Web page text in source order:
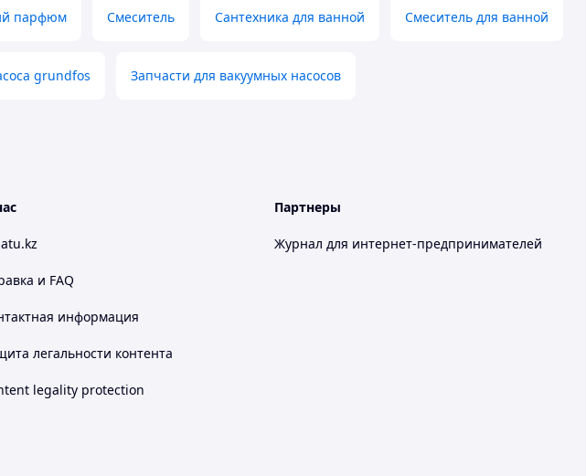
парфюм Смеситель Сантехника для ванной Смеситель для ванной
grundfos Запчасти для вакуумных насосов
и FAQ
информация
легальности контента
legality protection
Партнеры
Журнал для интернет-предпринимателей